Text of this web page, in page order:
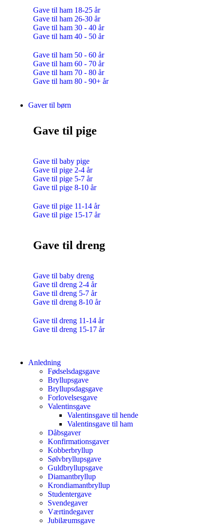
Gave til ham 18-25 år
Gave til ham 26-30 år
Gave til ham 30 - 40 år
Gave til ham 40 - 50 år
Gave til ham 50 - 60 år
Gave til ham 60 - 70 år
Gave til ham 70 - 80 år
Gave til ham 80 - 90+ år
Gaver til børn
Gave til pige
Gave til baby pige
Gave til pige 2-4 år
Gave til pige 5-7 år
Gave til pige 8-10 år
Gave til pige 11-14 år
Gave til pige 15-17 år
Gave til dreng
Gave til baby dreng
Gave til dreng 2-4 år
Gave til dreng 5-7 år
Gave til dreng 8-10 år
Gave til dreng 11-14 år
Gave til dreng 15-17 år
Anledning
Fødselsdagsgave
Bryllupsgave
Bryllupsdagsgave
Forlovelsesgave
Valentinsgave
Valentinsgave til hende
Valentinsgave til ham
Dåbsgaver
Konfirmationsgaver
Kobberbryllup
Sølvbryllupsgave
Guldbryllupsgave
Diamantbryllup
Krondiamantbryllup
Studentergave
Svendegaver
Værtindegaver
Jubilæumsgave